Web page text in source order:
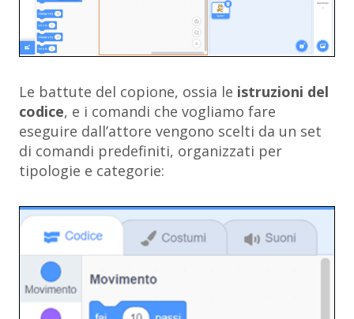
Le battute del copione, ossia le istruzioni del
codice, e i comandi che vogliamo fare
eseguire dall’attore vengono scelti da un set
di comandi predefiniti, organizzati per
tipologie e categorie: